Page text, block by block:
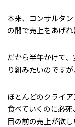
本来、コンサルタ
の間で売上をあげれ
だから半年かけて
り組みたいのですが
ほとんどのクライア
食べていくのに必死
目の前の売上が欲し